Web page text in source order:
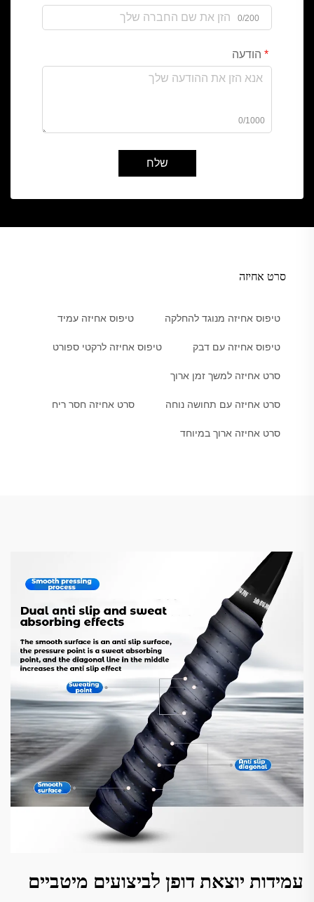
0/200
הודעה
0/1000
שלח
סרט אחיזה
טיפוס אחיזה מנוגד להחלקה טיפוס אחיזה עמיד
טיפוס אחיזה עם דבק טיפוס אחיזה לרקטי ספורט
סרט אחיזה למשך זמן ארוך
סרט אחיזה עם תחושה נוחה סרט אחיזה חסר ריח
סרט אחיזה ארוך במיוחד
עמידות יוצאת דופן לביצועים מיטביים